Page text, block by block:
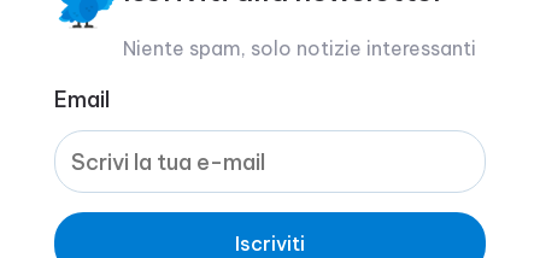
Niente spam, solo notizie interessanti
Email
Iscriviti